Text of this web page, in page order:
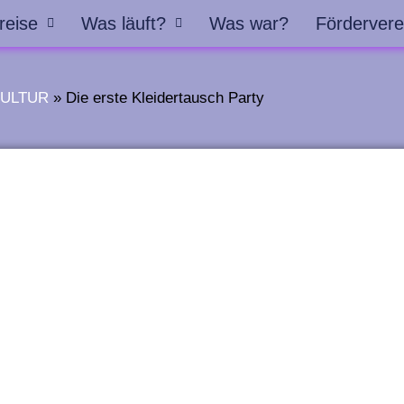
Was läuft? Was war?
» Die erste Kleidertausch Party